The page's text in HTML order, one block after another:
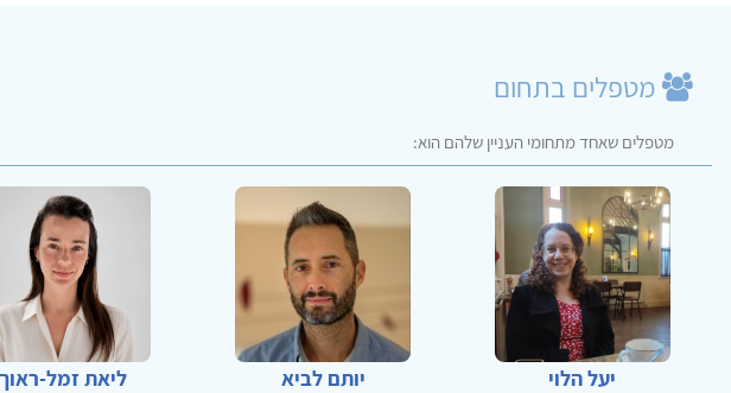
מטפלים בתחום
מטפלים שאחד מתחומי העניין שלהם הוא:
יעל הלוי יותם לביא ליאת זמל-ראוך